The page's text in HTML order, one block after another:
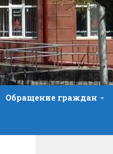
Обращение граждан